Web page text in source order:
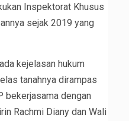
Inspektorat Khusus
sejak 2019 yang
kejelasan hukum
tanahnya dirampas
bekerjasama dengan
Rachmi Diany dan Wali